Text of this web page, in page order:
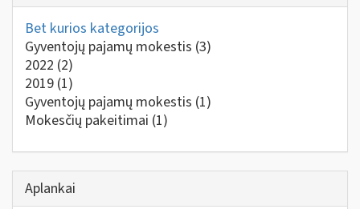
Bet kurios kategorijos
Gyventojų pajamų mokestis (3)
2022 (2)
2019 (1)
Gyventojų pajamų mokestis (1)
Mokesčių pakeitimai (1)
Aplankai